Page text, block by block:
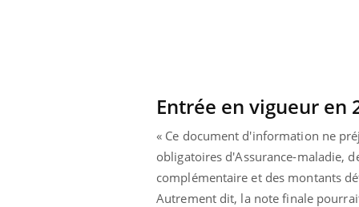
Entrée en vigueur en
« Ce document d'information ne
obligatoires d'Assurance-maladie,
complémentaire et des montants
Autrement dit, la note finale